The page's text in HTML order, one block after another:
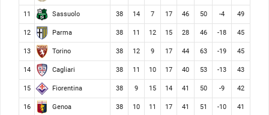
11 Sassuolo 38 14 7 17 46 50 -4 49
12 Parma 38 11 12 15 28 46 -18 45
13 Torino 38 12 9 17 44 63 -19 45
14 Cagliari 38 11 10 17 40 53 -13 43
15 Fiorentina 38 9 15 14 41 50 -9 42
16 Genoa 38 10 11 17 41 51 -10 41